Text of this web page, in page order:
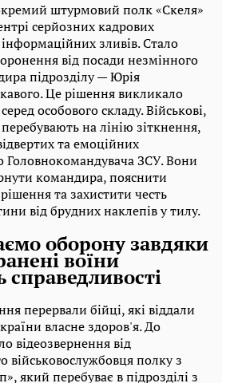
штурмовий полк «Скеля»
серйозних кадрових
зливів. Стало
від посади незмінного
підрозділу — Юрія
Це рішення викликало
особового складу. Військові,
на лінію зіткнення,
та емоційних
Головнокомандувача ЗСУ. Вони
командира, пояснити
та захистити честь
від брудних наклепів у тилу.
оборону завдяки
воїни
перервали бійці, які віддали
власне здоров'я. До
відеозвернення від
військовослужбовця полку з
який перебуває в підрозділі з